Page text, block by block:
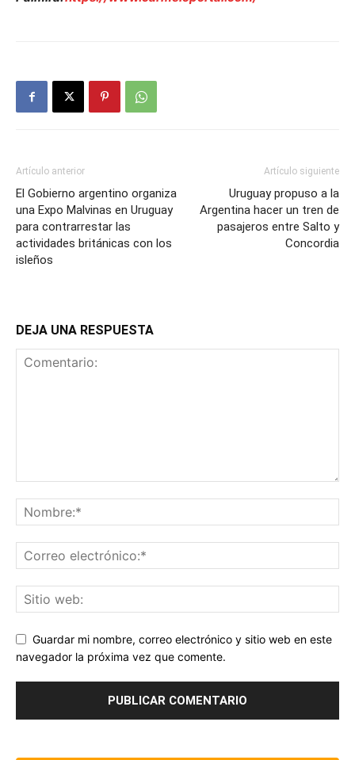
Artículo anterior
El Gobierno argentino organiza
una Expo Malvinas en Uruguay
para contrarrestar las
actividades británicas con los
isleños
Artículo siguiente
Uruguay propuso a la
Argentina hacer un tren de
pasajeros entre Salto y
Concordia
DEJA UNA RESPUESTA
Guardar mi nombre, correo electrónico y sitio web en este
navegador la próxima vez que comente.